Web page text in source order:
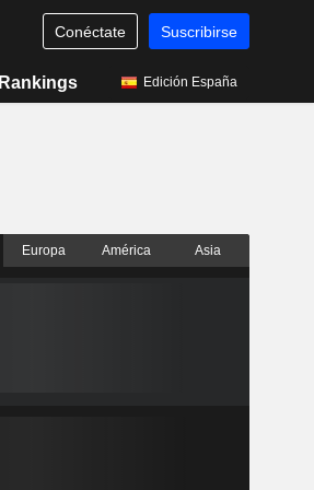
Conéctate Suscribirse
Rankings Edición España
Europa América Asia